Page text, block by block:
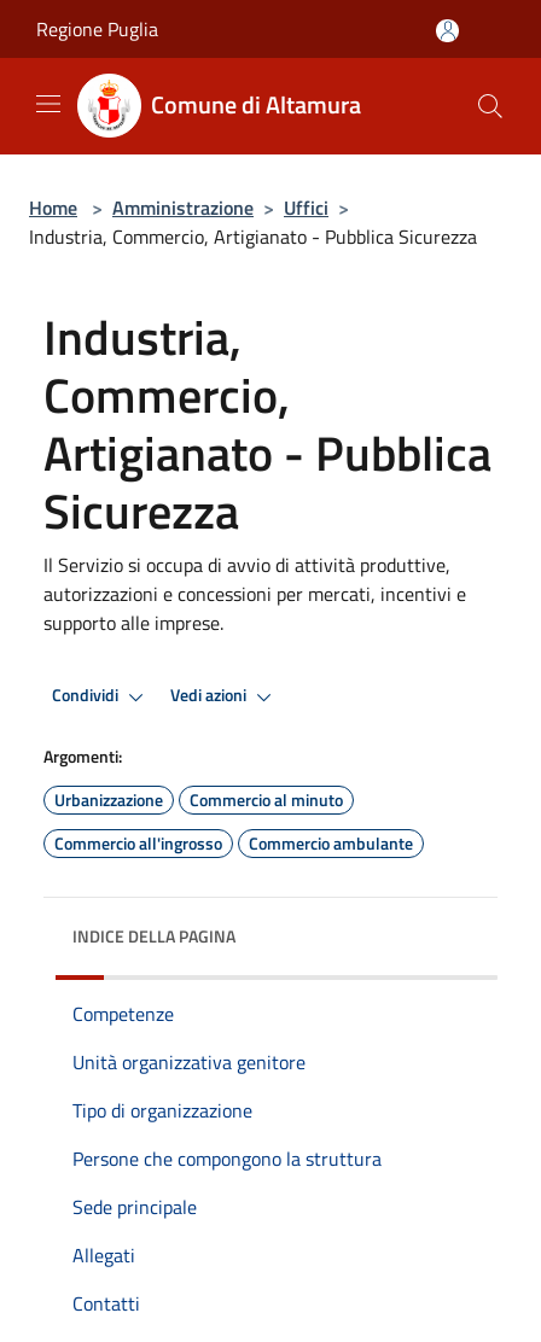
Regione Puglia
Comune di Altamura
Home > Amministrazione > Uffici >
Industria, Commercio, Artigianato - Pubblica Sicurezza
Industria,
Commercio,
Artigianato - Pubblica
Sicurezza
Il Servizio si occupa di avvio di attività produttive,
autorizzazioni e concessioni per mercati, incentivi e
supporto alle imprese.
Condividi Vedi azioni
Argomenti:
Urbanizzazione
Commercio al minuto
Commercio all'ingrosso
Commercio ambulante
INDICE DELLA PAGINA
Competenze
Unità organizzativa genitore
Tipo di organizzazione
Persone che compongono la struttura
Sede principale
Allegati
Contatti